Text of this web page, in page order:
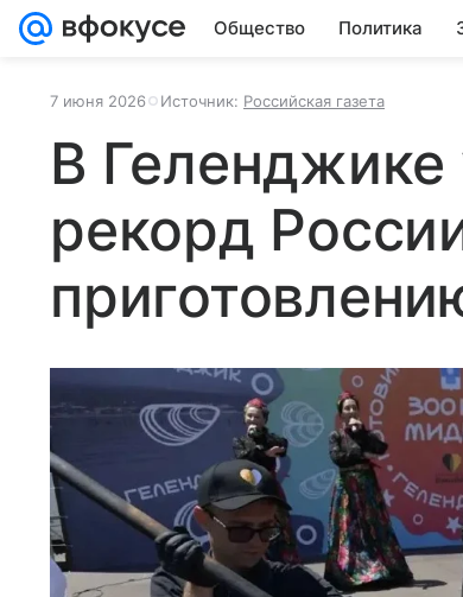
Общество Политика
7 июня 2026 Источник: Российская газета
В Геленджике
рекорд